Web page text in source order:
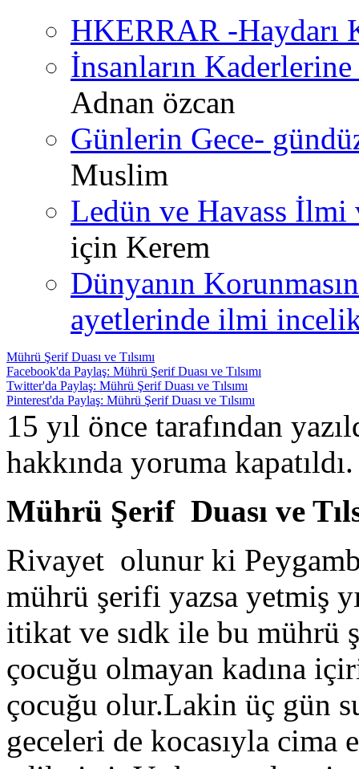
HKERRAR -Haydarı
İnsanların
Adnan özcan
Günlerin Gece-
Muslim
Ledün ve Havass İlmi
için Kerem
Dünyanın
ayetlerinde ilmi
Mührü Şerif Duası ve Tılsımı
Facebook'da Paylaş: Mührü Şerif Duası ve Tılsımı
Twitter'da Paylaş: Mührü Şerif Duası ve Tılsımı
Pinterest'da Paylaş: Mührü Şerif Duası ve Tılsımı
15 yıl önce tarafından
hakkında yoruma kapatıldı.
Mührü Şerif Duası ve
Rivayet olunur ki
mührü şerifi yazsa yetmiş
itikat ve sıdk ile bu mührü
çocuğu olmayan kadına
çocuğu olur.Lakin üç gün
geceleri de kocasıyla cima